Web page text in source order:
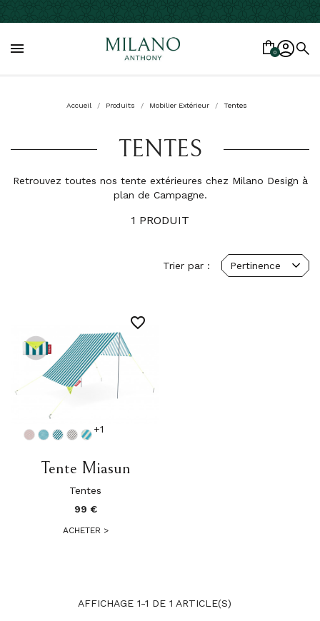
 0
Accueil Produits Mobilier Extérieur Tentes
TENTES
Retrouvez toutes nos tente extérieures chez Milano Design à
plan de Campagne.
1 PRODUIT
Trier par : Pertinence
+1
Tente Miasun
Tentes
99 €
ACHETER >
favorite_border
AFFICHAGE 1-1 DE 1 ARTICLE(S)